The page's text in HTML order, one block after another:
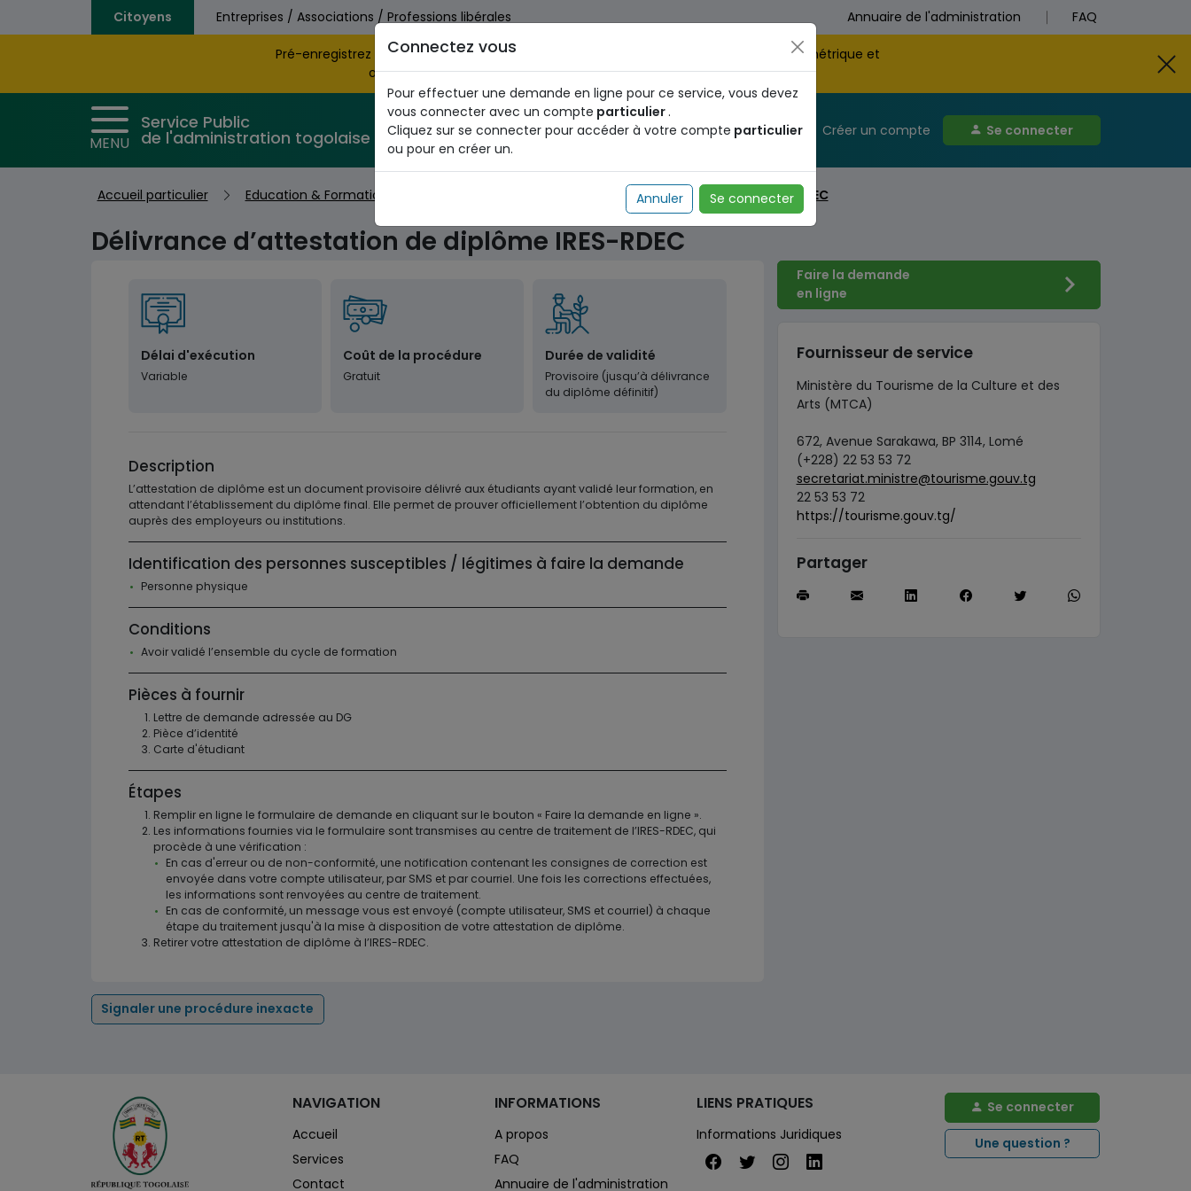
Aller au contenu principal
Citoyens Entreprises / Associations / Professions libérales Annuaire de l'administration FAQ
Pré-enregistrez vous dès maintenant pour le programme national d'identification biométrique et
obtenez votre Numéro d'Identification Unique (NIU) en cliquantICI.
MENU
Service Public
de l'administration togolaise Créer un compte Se connecter
Accueil particulier Education & Formation Délivrance d’attestation de diplôme IRES-RDEC
Délivrance d’attestation de diplôme IRES-RDEC
Délai d'exécution
Variable
Coût de la procédure
Gratuit
Durée de validité
Provisoire (jusqu’à délivrance
du diplôme définitif)
Description
L’attestation de diplôme est un document provisoire délivré aux étudiants ayant validé leur formation, en
attendant l’établissement du diplôme final. Elle permet de prouver officiellement l’obtention du diplôme
auprès des employeurs ou institutions.
Identification des personnes susceptibles / légitimes à faire la demande
Personne physique
Conditions
Avoir validé l’ensemble du cycle de formation
Pièces à fournir
Lettre de demande adressée au DG
Pièce d’identité
Carte d'étudiant
Étapes
Remplir en ligne le formulaire de demande en cliquant sur le bouton « Faire la demande en ligne ».
Les informations fournies via le formulaire sont transmises au centre de traitement de l’IRES-RDEC, qui
procède à une vérification :
En cas d'erreur ou de non-conformité, une notification contenant les consignes de correction est
envoyée dans votre compte utilisateur, par SMS et par courriel. Une fois les corrections effectuées,
les informations sont renvoyées au centre de traitement.
En cas de conformité, un message vous est envoyé (compte utilisateur, SMS et courriel) à chaque
étape du traitement jusqu'à la mise à disposition de votre attestation de diplôme.
Retirer votre attestation de diplôme à l’IRES-RDEC.
Signaler une procédure inexacte
Faire la demande
en ligne
Fournisseur de service
Ministère du Tourisme de la Culture et des
Arts (MTCA)
672, Avenue Sarakawa, BP 3114, Lomé
(+228) 22 53 53 72
secretariat.ministre@tourisme.gouv.tg
22 53 53 72
https://tourisme.gouv.tg/
Partager
Connectez vous
Pour effectuer une demande en ligne pour ce service, vous devez
vous connecter avec un compte particulier.
Cliquez sur se connecter pour accéder à votre compte particulier
ou pour en créer un.
Annuler Se connecter
NAVIGATION
Accueil
Services
Contact
INFORMATIONS
A propos
FAQ
Annuaire de l'administration
LIENS PRATIQUES
Informations Juridiques
Se connecter
Une question ?